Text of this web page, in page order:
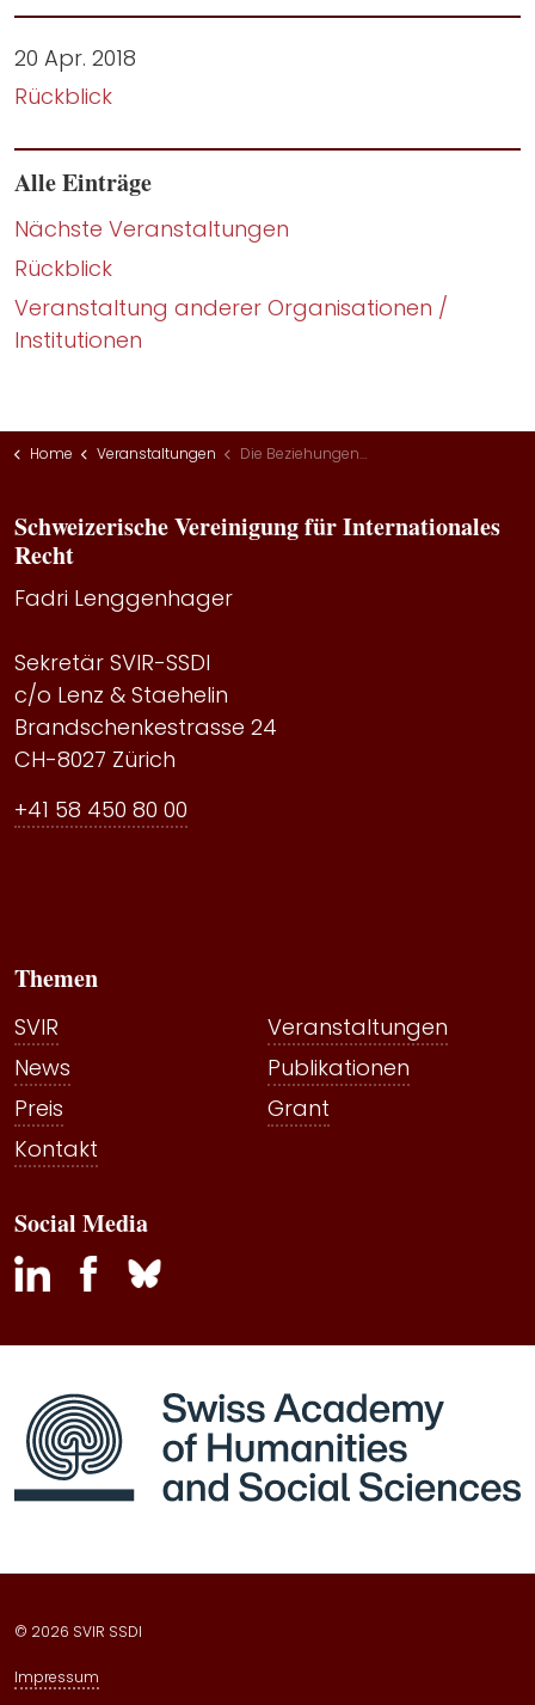
20 Apr. 2018
Rückblick
Alle Einträge
Nächste Veranstaltungen
Rückblick
Veranstaltung anderer Organisationen /
Institutionen
Home Veranstaltungen Die Beziehungen zwischen der Schweiz und der Europäischen Union: Stand und Perspektiven
Schweizerische Vereinigung für Internationales
Recht
Fadri Lenggenhager
Sekretär SVIR-SSDI
c/o Lenz & Staehelin
Brandschenkestrasse 24
CH-8027 Zürich
+41 58 450 80 00
Themen
SVIR
Veranstaltungen
News
Publikationen
Preis
Grant
Kontakt
Social Media
© 2026 SVIR SSDI
Impressum